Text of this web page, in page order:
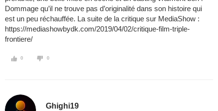
Dommage qu’il ne trouve pas d’originalité dans son histoire qui
est un peu réchauffée. La suite de la critique sur MediaShow :
https://mediashowbydk.com/2019/04/02/critique-film-triple-
frontiere/
0 0
Ghighi19